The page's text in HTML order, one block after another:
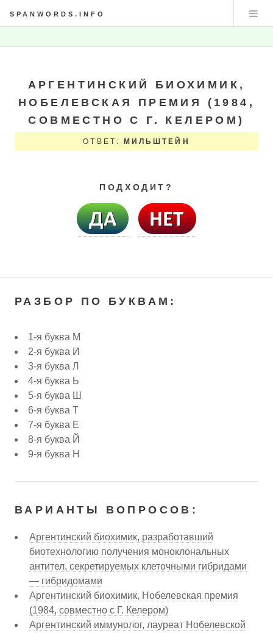
SPANWORDS.INFO
АРГЕНТИНСКИЙ БИОХИМИК,
НОБЕЛЕВСКАЯ ПРЕМИЯ (1984,
СОВМЕСТНО С Г. КЕЛЕРОМ)
ОТВЕТ: МИЛЬШТЕЙН
ПОДХОДИТ?
РАЗБОР ПО БУКВАМ:
1-я буква М
2-я буква И
3-я буква Л
4-я буква Ь
5-я буква Ш
6-я буква Т
7-я буква Е
8-я буква Й
9-я буква Н
ВАРИАНТЫ ВОПРОСОВ:
Аргентинский биохимик, разработавший
биотехнологию получения моноклональных
антител, секретируемых клеточными гибридами
— гибридомами
Аргентинский биохимик, Нобелевская премия
(1984, совместно с Г. Келером)
Аргентинский иммунолог, лауреат Нобелевской